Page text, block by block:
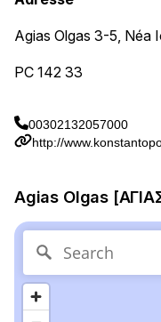
Agias Olgas 3-5, Néa
PC 142 33
00302132057000
http://
Agias Olgas